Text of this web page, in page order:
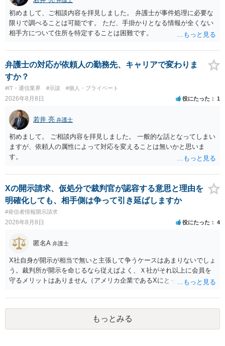
初めまして、ご相談内容を拝見しました。 弁護士が事件処理に必要な
限りで調べることは可能です。 ただ、手掛かりとなる情報が全くない
相手方について住所を特定することは困難です。
弁護士の対応が依頼人の勤務先、キャリアで変わりま
すか？
#IT・通信業界 #示談 #個人・プライベート
2026年8月8日 役にたった 1
若井 亮 弁護士
初めまして。 ご相談内容を拝見しました。 一般的な話となってしまい
ますが、依頼人の属性によって対応を変えることは無いかと思いま
す。
Xの開示請求、仮処分で裁判官が認容する意思と理由を
明確化しても、相手側は争って引き延ばしますか
#発信者情報開示請求
2026年8月8日 役にたった 4
匿名A 弁護士
X社自身が開示が相当で無いと主張して争うケースはあまりないでしょ
う。裁判所が開示を命じるなら従えばよく、Ｘ社がそれ以上に会員を
守るメリットはありません（アメリカ企業であるXにとって、日本の会
うかを争うよりも、「発信者情報の保有確認がまだできていない」な
どと言い訳して確認できるまで発令を引き伸ばす方で対応してくる方
が圧倒的に多いです（この作戦は必ずといっていいほど行ってきま
す）。
もっとみる